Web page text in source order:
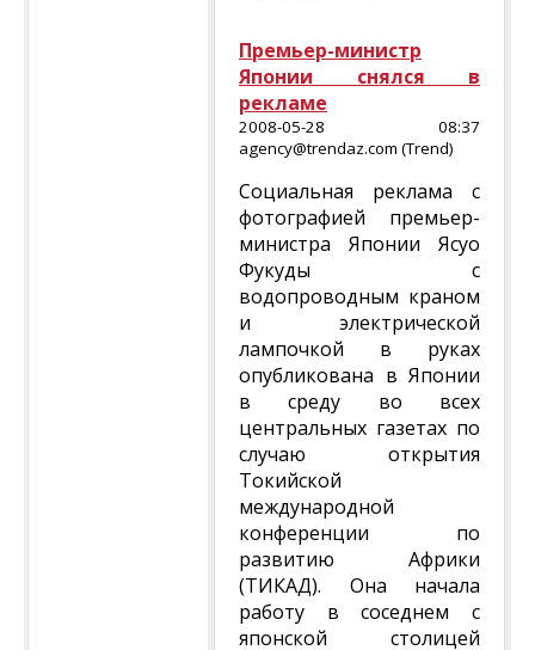
Премьер-министр
Японии снялся в
рекламе
2008-05-28 08:37
agency@trendaz.com (Trend)
Социальная реклама с
фотографией премьер-
министра Японии Ясуо
Фукуды с
водопроводным краном
и электрической
лампочкой в руках
опубликована в Японии
в среду во всех
центральных газетах по
случаю открытия
Токийской
международной
конференции по
развитию Африки
(ТИКАД). Она начала
работу в соседнем с
японской столицей